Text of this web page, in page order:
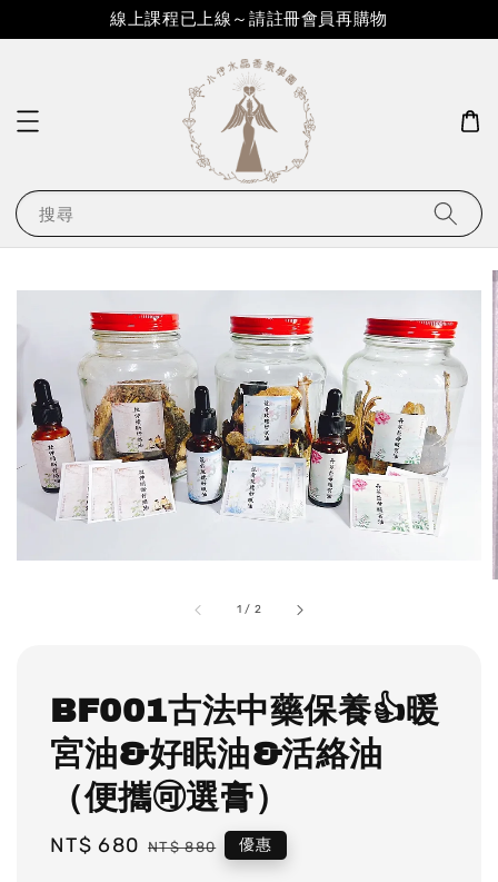
線上課程已上線～請註冊會員再購物
搜尋
1 / 2
BF001古法中藥保養👍暖
宮油&好眠油&活絡油
（便攜🉑️選膏）
Sale
NT$ 680 Regular
NT$ 880 優惠